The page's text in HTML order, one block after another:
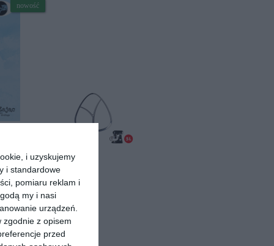
i uzyskujemy
i standardowe
pomiaru reklam i
my i nasi
urządzeń.
zgodnie z opisem
przed
nowość
nowość